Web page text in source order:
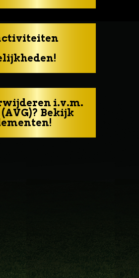
i.v.m.
Bekijk